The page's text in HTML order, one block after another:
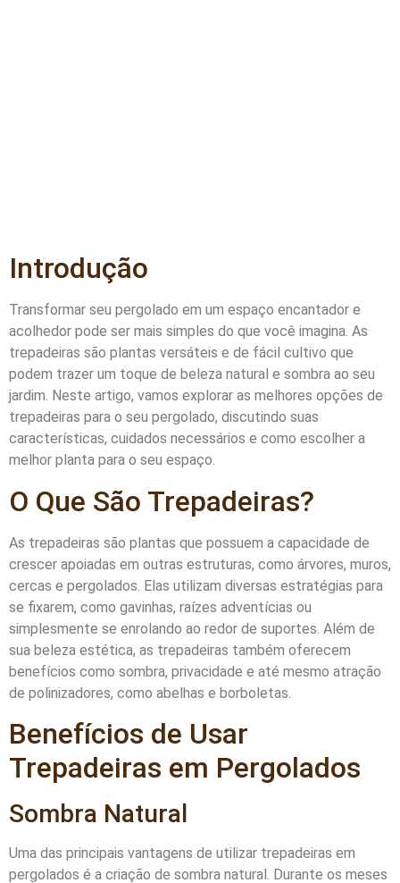
Introdução
Transformar seu pergolado em um espaço encantador e
acolhedor pode ser mais simples do que você imagina. As
trepadeiras são plantas versáteis e de fácil cultivo que
podem trazer um toque de beleza natural e sombra ao seu
jardim. Neste artigo, vamos explorar as melhores opções de
trepadeiras para o seu pergolado, discutindo suas
características, cuidados necessários e como escolher a
melhor planta para o seu espaço.
O Que São Trepadeiras?
As trepadeiras são plantas que possuem a capacidade de
crescer apoiadas em outras estruturas, como árvores, muros,
cercas e pergolados. Elas utilizam diversas estratégias para
se fixarem, como gavinhas, raízes adventícias ou
simplesmente se enrolando ao redor de suportes. Além de
sua beleza estética, as trepadeiras também oferecem
benefícios como sombra, privacidade e até mesmo atração
de polinizadores, como abelhas e borboletas.
Benefícios de Usar
Trepadeiras em Pergolados
Sombra Natural
Uma das principais vantagens de utilizar trepadeiras em
pergolados é a criação de sombra natural. Durante os meses